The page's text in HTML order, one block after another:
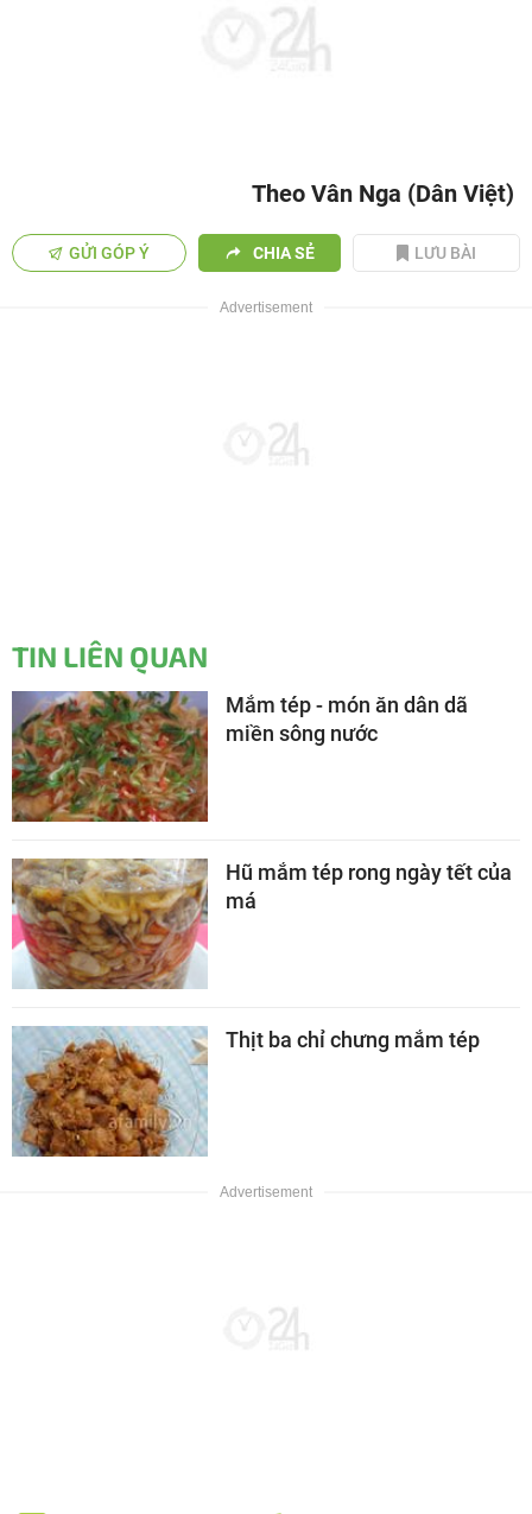
Theo Vân Nga (Dân Việt)
GỬI GÓP Ý CHIA SẺ LƯU BÀI
TIN LIÊN QUAN
Mắm tép - món ăn dân dã
miền sông nước
Hũ mắm tép rong ngày tết của
má
Thịt ba chỉ chưng mắm tép